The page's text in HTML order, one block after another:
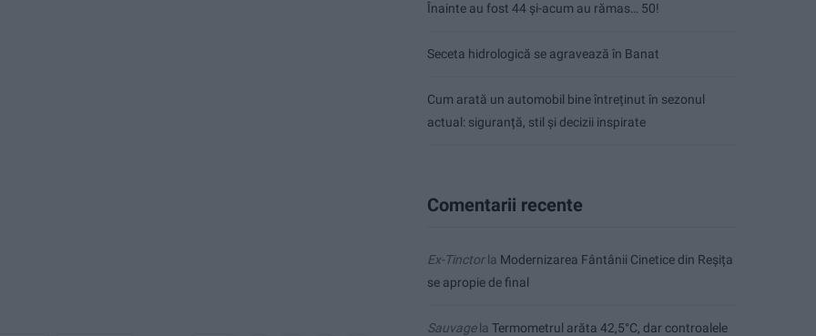
Înainte au fost 44 și-acum au rămas… 50!
Seceta hidrologică se agravează în Banat
Cum arată un automobil bine întreținut în sezonul
actual: siguranță, stil și decizii inspirate
Comentarii recente
Ex-Tinctorla Modernizarea Fântânii Cinetice din Reșița
se apropie de final
Sauvagela Termometrul arăta 42,5°C, dar controalele